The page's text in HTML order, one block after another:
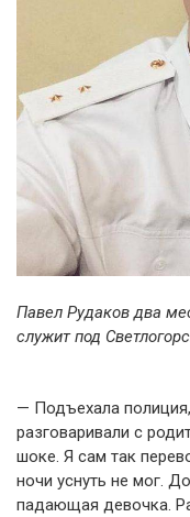
Павел Рудаков два
служит под
— Подъехала
разговаривали с
шоке. Я сам так
ночи уснуть не мог.
падающая девочка.